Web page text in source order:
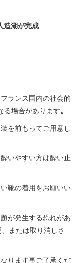
造湖が完成
ランス国内の社会的
る場合があります。
を前もってご用意し
いやすい方は酔い止
靴の着用をお願いい
が発生する恐れがあ
または取り消しさ
ります事ご了承くだ